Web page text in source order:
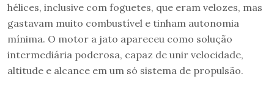
hélices, inclusive com foguetes, que eram velozes, mas
gastavam muito combustível e tinham autonomia
mínima. O motor a jato apareceu como solução
intermediária poderosa, capaz de unir velocidade,
altitude e alcance em um só sistema de propulsão.